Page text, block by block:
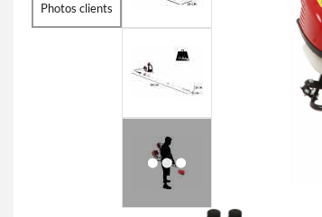
Photos clients